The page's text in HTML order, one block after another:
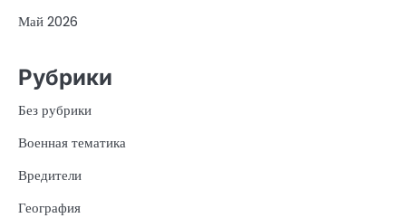
Май 2026
Рубрики
Без рубрики
Военная тематика
Вредители
География